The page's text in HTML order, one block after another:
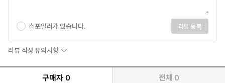
스포일러가 있습니다. 리뷰 등록
리뷰 작성 유의사항
구매자 0 전체 0